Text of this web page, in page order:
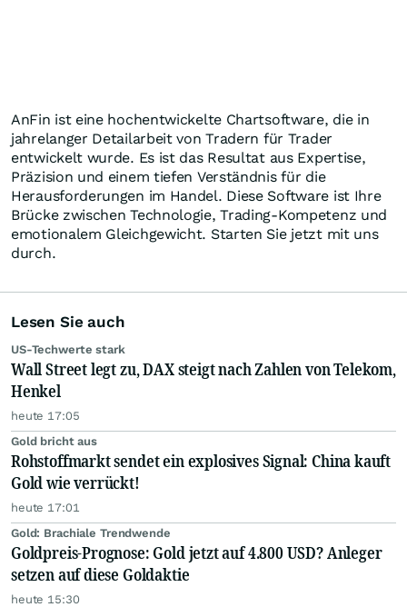
AnFin ist eine hochentwickelte Chartsoftware, die in
jahrelanger Detailarbeit von Tradern für Trader
entwickelt wurde. Es ist das Resultat aus Expertise,
Präzision und einem tiefen Verständnis für die
Herausforderungen im Handel. Diese Software ist Ihre
Brücke zwischen Technologie, Trading-Kompetenz und
emotionalem Gleichgewicht. Starten Sie jetzt mit uns
durch.
Lesen Sie auch
US-Techwerte stark
Wall Street legt zu, DAX steigt nach Zahlen von Telekom,
Henkel
heute 17:05
Gold bricht aus
Rohstoffmarkt sendet ein explosives Signal: China kauft
Gold wie verrückt!
heute 17:01
Gold: Brachiale Trendwende
Goldpreis-Prognose: Gold jetzt auf 4.800 USD? Anleger
setzen auf diese Goldaktie
heute 15:30